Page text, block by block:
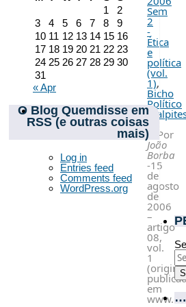
Sem
2
-
Ética
e
política
(vol.
1),
Bicho
Político
Por
João
Borba
-15
de
agosto
de
2006
–
artigo
08,
vol.
1
em
1
2
3
4 5 6 7 8
9
10 11 12 13 14 15 16
17 18 19 20 21 22 23
24 25 26 27 28 29 30
31
« Apr
O Blog Quemdisse em
RSS (e outras coisas
mais)
Log in
Entries feed
Comments feed
WordPress.org